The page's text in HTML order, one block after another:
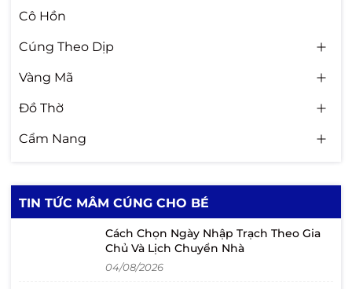
Cô Hồn
Cúng Theo Dịp
Vàng Mã
Đồ Thờ
Cẩm Nang
TIN TỨC MÂM CÚNG CHO BÉ
Cách Chọn Ngày Nhập Trạch Theo Gia
Chủ Và Lịch Chuyển Nhà
04/08/2026